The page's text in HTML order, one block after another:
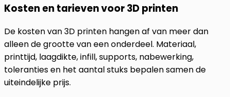
Kosten en tarieven voor 3D printen
De kosten van 3D printen hangen af van meer dan
alleen de grootte van een onderdeel. Materiaal,
printtijd, laagdikte, infill, supports, nabewerking,
toleranties en het aantal stuks bepalen samen de
uiteindelijke prijs.